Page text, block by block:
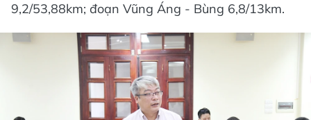
9,2/53,88km; đoạn Vũng Áng - Bùng 6,8/13km.